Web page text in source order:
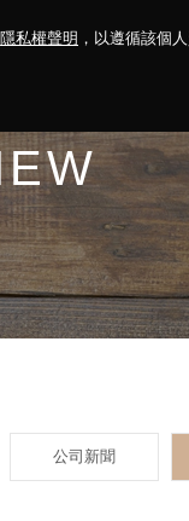
隱私權聲明 ，以遵循該個
英招募 最新消息
公司新聞